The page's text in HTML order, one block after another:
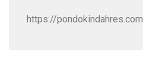
https://pondokindahres.com